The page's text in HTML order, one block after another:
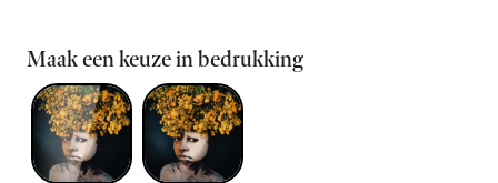
Maak een keuze in bedrukking